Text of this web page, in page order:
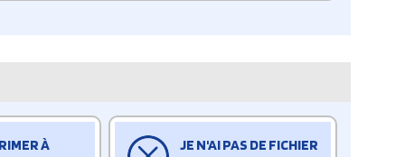
À JE N'AI PAS DE FICHIER